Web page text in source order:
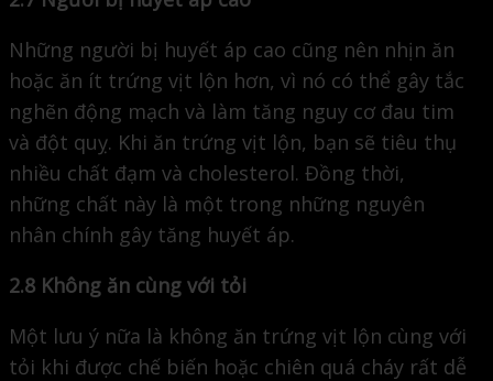
Những người bị huyết áp cao cũng nên nhịn ăn
hoặc ăn ít trứng vịt lộn hơn, vì nó có thể gây tắc
nghẽn động mạch và làm tăng nguy cơ đau tim
và đột quỵ. Khi ăn trứng vịt lộn, bạn sẽ tiêu thụ
nhiều chất đạm và cholesterol. Đồng thời,
những chất này là một trong những nguyên
nhân chính gây tăng huyết áp.
2.8 Không ăn cùng với tỏi
Một lưu ý nữa là không ăn trứng vịt lộn cùng với
tỏi khi được chế biến hoặc chiên quá cháy rất dễ